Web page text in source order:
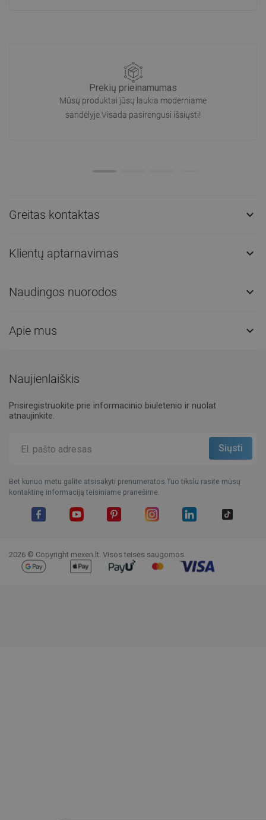
Prekių prieinamumas
Mūsų produktai jūsų laukia moderniame
sandėlyje.Visada pasirengusi išsiųsti!
Greitas kontaktas 
Klientų aptarnavimas 
Naudingos nuorodos 
Apie mus 
Naujienlaiškis
Prisiregistruokite prie informacinio biuletenio ir nuolat
atnaujinkite.
Bet kuriuo metu galite atsisakyti prenumeratos.Tuo tikslu rasite mūsų
kontaktinę informaciją teisiniame pranešime.
2026 © Copyright mexen.lt. Visos teisės saugomos.